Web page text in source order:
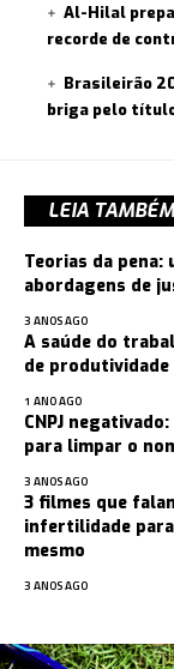
Al-Hilal
recorde de
Brasileirão
briga pelo
LEIA TAMBÉM
Teorias da pena:
abordagens de
3 ANOS AGO
A saúde do
de produtividade
1 ANO AGO
CNPJ
para limpar o
3 ANOS AGO
3 filmes que
infertilidade
mesmo
3 ANOS AGO